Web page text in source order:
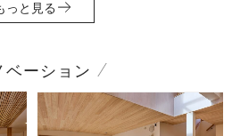
っと見る
ベーション